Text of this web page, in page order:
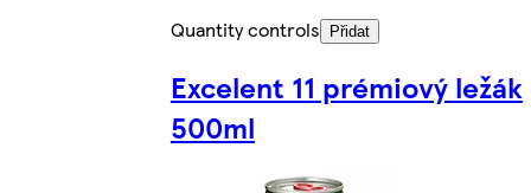
Quantity controls
Přidat
Excelent 11 prémiový ležák
500ml